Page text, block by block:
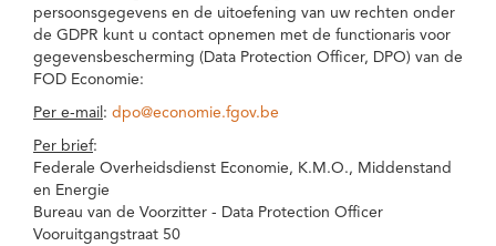
persoonsgegevens en de uitoefening van uw rechten onder
de GDPR kunt u contact opnemen met de functionaris voor
gegevensbescherming (Data Protection Officer, DPO) van de
FOD Economie:
Per e-mail : dpo@economie.fgov.be
Per brief:
Federale Overheidsdienst Economie, K.M.O., Middenstand
en Energie
Bureau van de Voorzitter - Data Protection Officer
Vooruitgangstraat 50